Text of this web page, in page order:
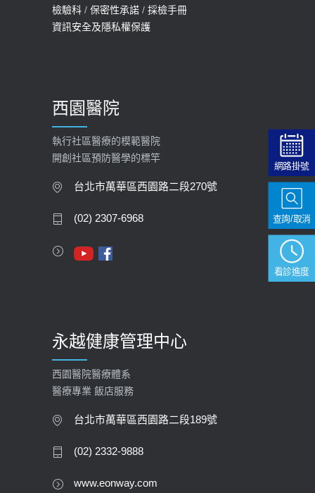
預約
2025-09-30
【預立醫療照護諮商】門診服務
2026-01-30
大吃大喝、肥胖害到膽囊！膽結石、
膽息肉如何處理？
2023-09-27
檢驗科 / 保密性承諾 / 採檢手冊
資訊安全及隱私權保護
西園醫院
執行社區醫療的模範醫院
開創社區預防醫學的標竿
台北市萬華區西園路二段270號
(02) 2307-6968
永越健康管理中心
西園醫院醫療體系
醫療專業 飯店服務
台北市萬華區西園路二段189號
(02) 2332-9888
www.eonway.com
網路掛號
看診進度
查詢/取消